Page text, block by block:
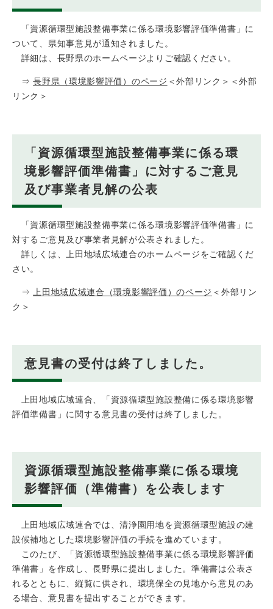
「資源循環型施設整備事業に係る環境影響評価準備書」に
ついて、県知事意見が通知されました。
詳細は、長野県のホームページよりご確認ください。
⇒長野県（環境影響評価）のページ ＜外部リンク＞ ＜外部
リンク＞
「資源循環型施設整備事業に係る環
境影響評価準備書」に対するご意見
及び事業者見解の公表
「資源循環型施設整備事業に係る環境影響評価準備書」に
対するご意見及び事業者見解が公表されました。
詳しくは、上田地域広域連合のホームページをご確認くだ
さい。
⇒上田地域広域連合（環境影響評価）のページ ＜外部リン
ク＞
意見書の受付は終了しました。
上田地域広域連合、「資源循環型施設整備に係る環境影響
評価準備書」に関する意見書の受付は終了しました。
資源循環型施設整備事業に係る環境
影響評価（準備書）を公表します
上田地域広域連合では、清浄園用地を資源循環型施設の建
設候補地とした環境影響評価の手続を進めています。
このたび、「資源循環型施設整備事業に係る環境影響評価
準備書」を作成し、長野県に提出しました。準備書は公表さ
れるとともに、縦覧に供され、環境保全の見地から意見のあ
る場合、意見書を提出することができます。